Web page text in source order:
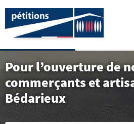
Pour l’ouverture de
commerçants et
Bédarieux